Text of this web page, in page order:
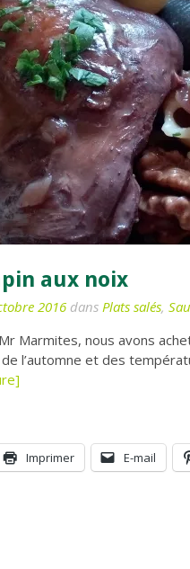
aux noix
2016 dans Plats salés,
Marmites, nous avons
l’automne et des
Imprimer E-mail